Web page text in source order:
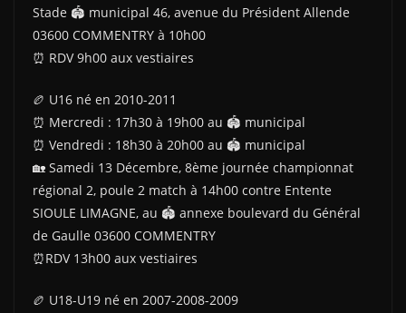
Stade 🏟 municipal 46, avenue du Président Allende
03600 COMMENTRY à 10h00
⏰️ RDV 9h00 aux vestiaires
🏉 U16 né en 2010-2011
⏰️ Mercredi : 17h30 à 19h00 au 🏟 municipal
⏰️ Vendredi : 18h30 à 20h00 au 🏟 municipal
🏡 Samedi 13 Décembre, 8ème journée championnat
régional 2, poule 2 match à 14h00 contre Entente
SIOULE LIMAGNE, au 🏟 annexe boulevard du Général
de Gaulle 03600 COMMENTRY
⏰️RDV 13h00 aux vestiaires
🏉 U18-U19 né en 2007-2008-2009